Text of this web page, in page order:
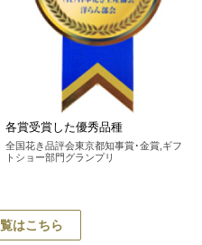
各賞受賞した優秀品種
全国花き品評会東京都知事賞･金賞,ギフ
トショー部門グランプリ
はこちら